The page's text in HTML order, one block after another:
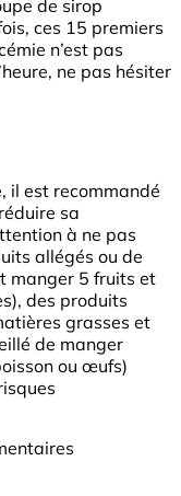
de sirop
ces 15 premiers
n’est pas
ne pas hésiter
il est recommandé
sa
à ne pas
allégés ou de
manger 5 fruits et
des produits
grasses et
de manger
ou œufs)